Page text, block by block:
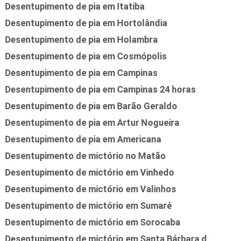
Desentupimento de pia em Itatiba
Desentupimento de pia em Hortolândia
Desentupimento de pia em Holambra
Desentupimento de pia em Cosmópolis
Desentupimento de pia em Campinas
Desentupimento de pia em Campinas 24 horas
Desentupimento de pia em Barão Geraldo
Desentupimento de pia em Artur Nogueira
Desentupimento de pia em Americana
Desentupimento de mictório no Matão
Desentupimento de mictório em Vinhedo
Desentupimento de mictório em Valinhos
Desentupimento de mictório em Sumaré
Desentupimento de mictório em Sorocaba
Desentupimento de mictório em Santa Bárbara d